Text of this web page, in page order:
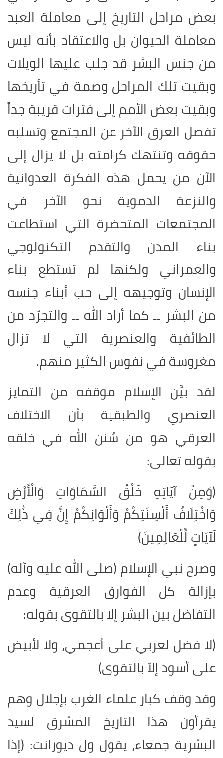
بعض مراحل التاريخ إلى معاملة العبد
معاملة الحيوان بل والاعتقاد بأنه ليس
من جنس البشر قد جلب عليها الويلات
وبقيت تلك المراحل وصمة في تأريخها
وبقيت بعض الأمم إلى فترات قريبة جداً
تفصل العرق الآخر عن المجتمع وتسلبه
حقوقه وتنتهك كرامته بل لا يزال إلى
الآن من يحمل هذه الفكرة العدوانية
والنزعة الدموية نحو الآخر في
المجتمعات المتحضرة التي استطاعت
بناء المدن والتقدم التكنولوجي
والعمراني ولكنها لم تستطع بناء
الإنسان وتوجيهه إلى حب أبناء جنسه
من البشر ــ كما أراد الله ــ والتجرّد من
الطائفية والعنصرية التي لا تزال
مغروسة في نفوس الكثير منهم.
لقد بيَّن الإسلام موقفه من التمايز
العنصري والطبقية بأن الاختلاف
العرقي هو من سُنن الله في خلقه
بقوله تعالى:
(وَمِنْ آيَاتِهِ خَلْقُ السَّمَاوَاتِ وَالْأَرْضِ
وَاخْتِلَافُ أَلْسِنَتِكُمْ وَأَلْوَانِكُمْ إِنَّ فِي ذَٰلِكَ
لَآيَاتٍ لِّلْعَالِمِينَ)
وصرح نبي الإسلام (صلى الله عليه وآله)
بإزالة كل الفوارق العرقية وعدم
التفاضل بين البشر إلا بالتقوى بقوله:
(لا فضل لعربي على أعجمي، ولا لأبيض
على أسود إلاّ بالتقوى)
وقد وقف كبار علماء الغرب بإجلال وهم
يقرأون هذا التاريخ المشرق لسيد
البشرية جمعاء، يقول ول ديورانت: (إذا